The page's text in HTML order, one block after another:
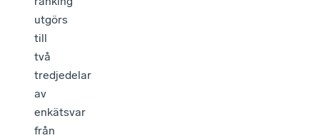
utgörs
till
två
tredjedelar
av
enkätsvar
från